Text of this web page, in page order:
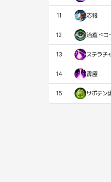
11 応報
12 治癒ドロ
13 ステラチ
14 霹靂
15 サボテン